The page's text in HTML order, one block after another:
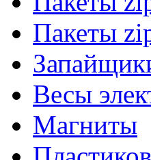
Пакеты
Весы
Магниты